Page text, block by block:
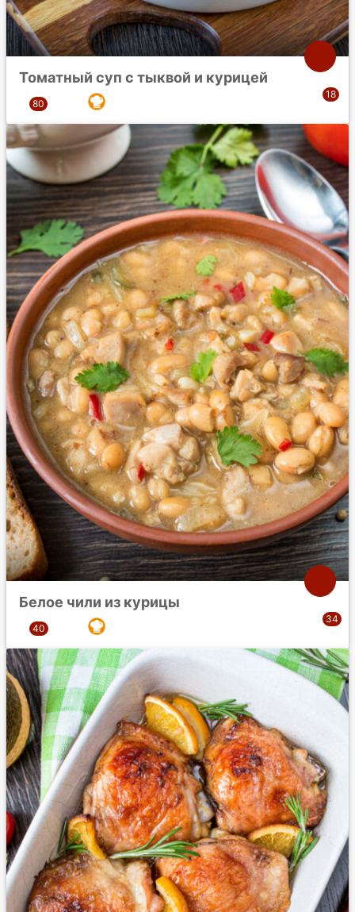
Томатный суп с тыквой и курицей
Белое чили из курицы